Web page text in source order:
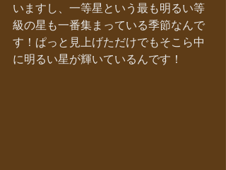
いますし、一等星という最も明るい等
級の星も一番集まっている季節なんで
す！ぱっと見上げただけでもそこら中
に明るい星が輝いているんです！